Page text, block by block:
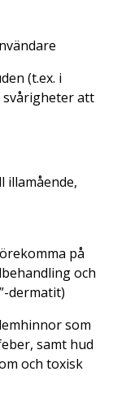
(t.ex. i
svårigheter att
illamående,
på
och
dermatit)
som
samt hud
och toxisk